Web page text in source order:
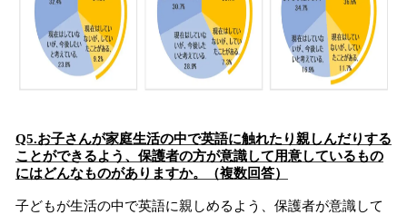
Q5.お子さんが家庭生活の中で英語に触れたり親しんだりする
ことができるよう、保護者の方が意識して用意しているもの
にはどんなものがありますか。（複数回答）
子どもが生活の中で英語に親しめるよう、保護者が意識して